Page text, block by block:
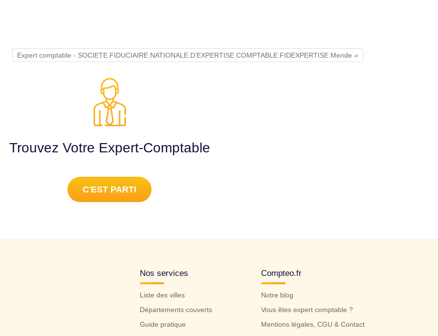
Expert comptable - SOCIETE FIDUCIAIRE NATIONALE D’EXPERTISE COMPTABLE FIDEXPERTISE Mende
Trouvez Votre Expert-Comptable
C'EST PARTI
Nos services
Liste des villes
Départements couverts
Guide pratique
Compteo.fr
Notre blog
Vous êtes expert comptable ?
Mentions légales, CGU & Contact